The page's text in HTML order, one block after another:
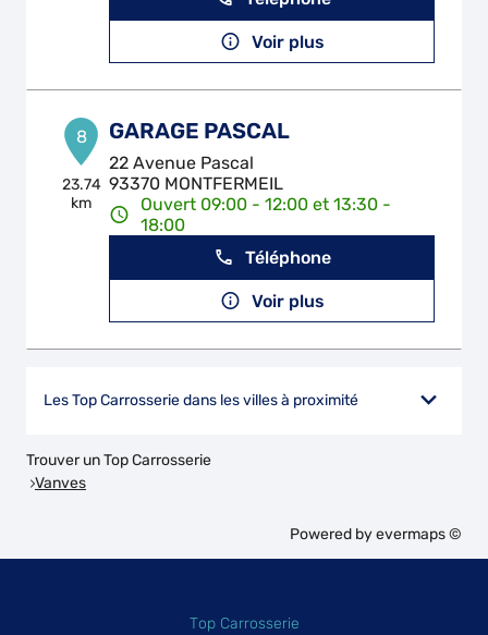
Voir plus
8
23.74
km
GARAGE PASCAL
22 Avenue Pascal
93370 MONTFERMEIL
Ouvert 09:00 - 12:00 et 13:30 -
18:00
Téléphone
Voir plus
Les Top Carrosserie dans les villes à proximité
Trouver un Top Carrosserie
Vanves
Powered byevermaps ©
Top Carrosserie